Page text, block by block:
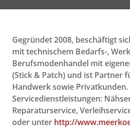
Gegründet 2008, beschäftigt
mit technischem Bedarfs-,
Berufsmodenhandel mit
(Stick & Patch) und ist Partner
Handwerk sowie Privatkunden.
Servicedienstleistungen:
Reparaturservice,
oder unter http://